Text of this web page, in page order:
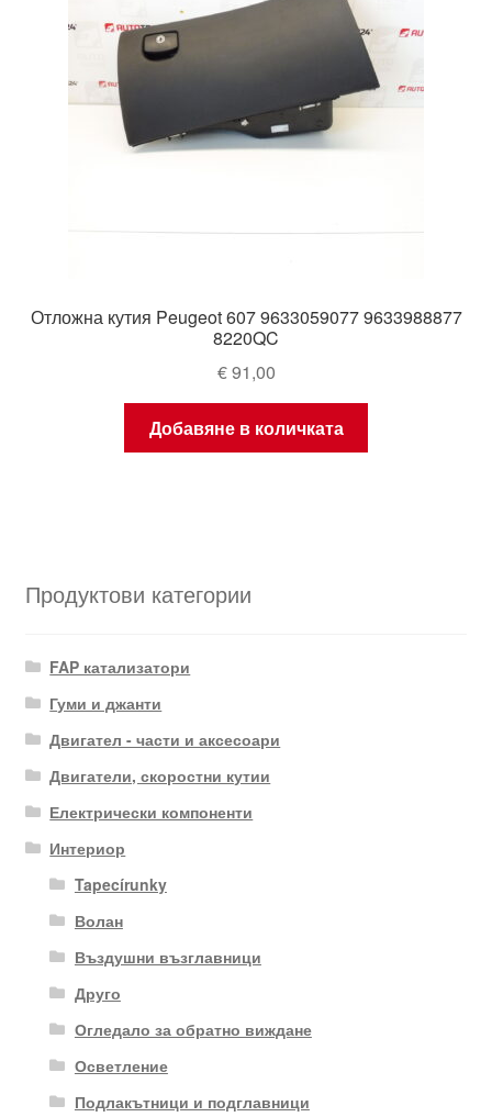
Отложна кутия Peugeot 607 9633059077 9633988877
8220QC
€91,00
Добавяне в количката
Продуктови категории
FAP катализатори
Гуми и джанти
Двигател - части и аксесоари
Двигатели, скоростни кутии
Електрически компоненти
Интериор
Tapecírunky
Волан
Въздушни възглавници
Друго
Огледало за обратно виждане
Осветление
Подлакътници и подглавници